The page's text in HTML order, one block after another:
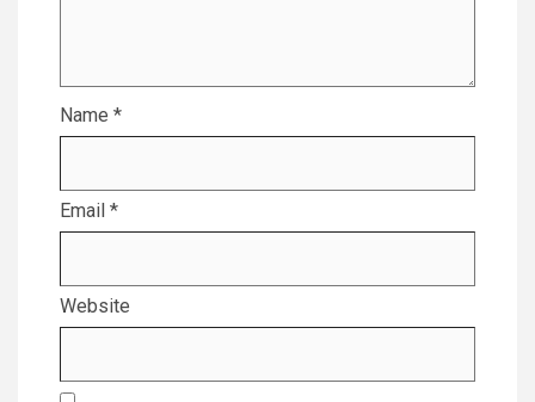
Name *
Email *
Website